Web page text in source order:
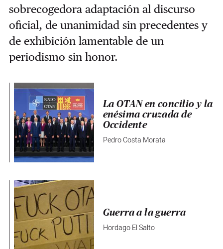
sobrecogedora adaptación al discurso
oficial, de unanimidad sin precedentes y
de exhibición lamentable de un
periodismo sin honor.
La OTAN en concilio y la
enésima cruzada de
Occidente
Pedro Costa Morata
Guerra a la guerra
Hordago El Salto